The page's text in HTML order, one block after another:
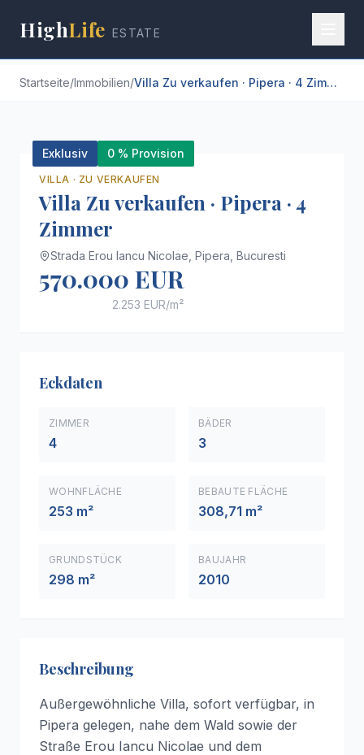
HighLife ESTATE
Startseite/Immobilien/ Villa Zu verkaufen · Pipera · 4 Zimmer
Exklusiv
0 % Provision
VILLA · ZU VERKAUFEN
Villa Zu verkaufen · Pipera · 4
Zimmer
Strada Erou Iancu Nicolae, Pipera, Bucuresti
570.000 EUR
2.253 EUR/m²
Eckdaten
ZIMMER
4
BÄDER
3
WOHNFLÄCHE
253 m²
BEBAUTE FLÄCHE
308,71 m²
GRUNDSTÜCK
298 m²
BAUJAHR
2010
Beschreibung
Außergewöhnliche Villa, sofort verfügbar, in
Pipera gelegen, nahe dem Wald sowie der
Straße Erou Iancu Nicolae und dem